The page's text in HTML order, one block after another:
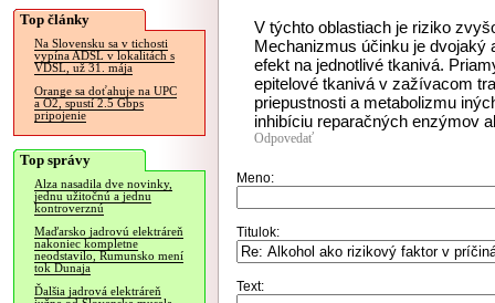
Top články
Na Slovensku sa v tichosti
vypína ADSL v lokalitách s
VDSL, už 31. mája
Orange sa doťahuje na UPC
a O2, spustí 2.5 Gbps
pripojenie
Top správy
Alza nasadila dve novinky,
jednu užitočnú a jednu
kontroverznú
Maďarsko jadrovú elektráreň
nakoniec kompletne
neodstavilo, Rumunsko mení
tok Dunaja
Ďalšia jadrová elektráreň
V týchto oblastiach je riziko
Mechanizmus účinku je dvojaký
efekt na jednotlivé tkanivá.
epitelové tkanivá v zažívacom
priepustnosti a metabolizmu
inhibíciu reparačných enzýmov
Odpovedať
Meno:
Titulok:
Text: